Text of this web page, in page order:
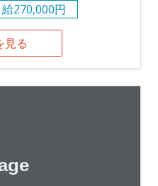
給270,000円
見る